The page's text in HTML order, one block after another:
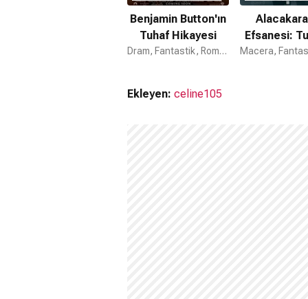
Benjamin Button'ın
Tuhaf Hikayesi
Dram, Fantastik, Romantik
Efsanesi:
Ekleyen: celine105